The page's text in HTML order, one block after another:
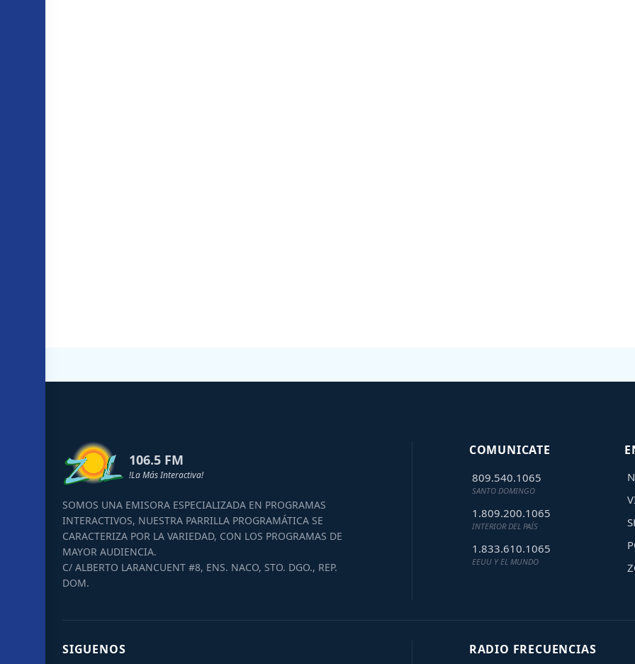
106.5 FM
!La Más Interactiva!
SOMOS UNA EMISORA ESPECIALIZADA EN PROGRAMAS
INTERACTIVOS, NUESTRA PARRILLA PROGRAMÁTICA SE
CARACTERIZA POR LA VARIEDAD, CON LOS PROGRAMAS DE
MAYOR AUDIENCIA.
C/ ALBERTO LARANCUENT #8, ENS. NACO, STO. DGO., REP.
DOM.
COMUNICATE
809.540.1065
SANTO DOMINGO
1.809.200.1065
INTERIOR DEL PAÍS
1.833.610.1065
EEUU Y EL MUNDO
SIGUENOS RADIO FRECUENCIAS